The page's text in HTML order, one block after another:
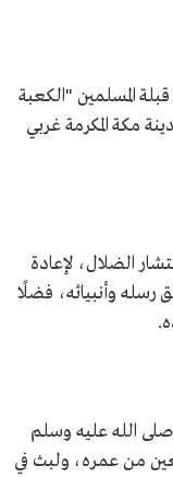
المسلمين "الكعبة
مكة المكرمة غربي
الضلال، لإعادة
وأنبيائه، فضلًا
الله عليه وسلم
من عمره، ولبث في